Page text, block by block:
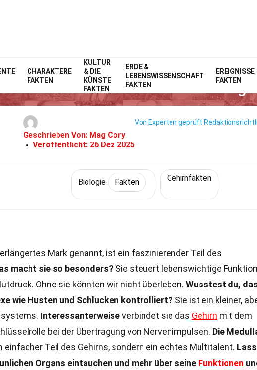
CHARAKTERE
FAKTEN
KULTUR
& DIE
KÜNSTE
FAKTEN
ERDE &
LEBENSWISSENSCHAFT
FAKTEN
EREIGNISSE
FAKTEN
Home Wissenschaft Fakten Fakten
40 Fakten Über Medulla
Geschrieben Von: Mag Cory
Veröffentlicht: 26 Dez 2025
Von Experten geprüft
Biologie Fakten Gehirnfakten
Mark genannt, ist ein faszinierender Teil des
macht sie so besonders? Sie steuert lebenswichtige
Ohne sie könnten wir nicht überleben. Wusstest du,
wie Husten und Schlucken kontrolliert? Sie ist ein kleiner,
Interessanterweiseverbindet sie das Gehirn mit dem
bei der Übertragung von Nervenimpulsen. Die
einfacher Teil des Gehirns, sondern ein echtes Multitalent.
Organs eintauchen und mehr über seine Funktionen